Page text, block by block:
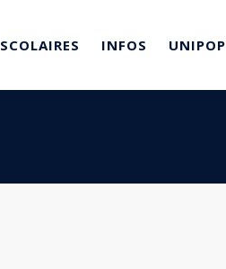
SCOLAIRES INFOS UNIPOP